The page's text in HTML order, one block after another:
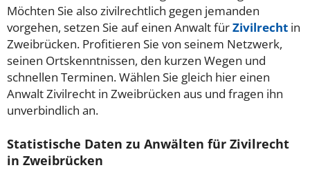
Möchten Sie also zivilrechtlich gegen jemanden
vorgehen, setzen Sie auf einen Anwalt fürZivilrecht in
Zweibrücken. Profitieren Sie von seinem Netzwerk,
seinen Ortskenntnissen, den kurzen Wegen und
schnellen Terminen. Wählen Sie gleich hier einen
Anwalt Zivilrecht in Zweibrücken aus und fragen ihn
unverbindlich an.
Statistische Daten zu Anwälten für Zivilrecht
in Zweibrücken